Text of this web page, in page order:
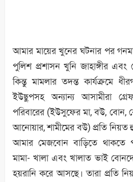
আমার মায়ের খুনের ঘটনার পর
পুলিশ প্রশাসন খুনি জাহাঙ্গীর এবং
কিন্তু মামলার তদন্ত কার্যক্রমে
ইউছুপসহ অন্যান্য আসামীরা
পরিবারের (ইউসুফের মা, বউ, বোন,
আনোয়ার, শামীমের বউ) প্রতি
আমার মেজবোন বাড়িতে থাকতে
মামা- খালা এবং খালাত ভাই
হয়রানি করে আসছে। তারা প্রতি